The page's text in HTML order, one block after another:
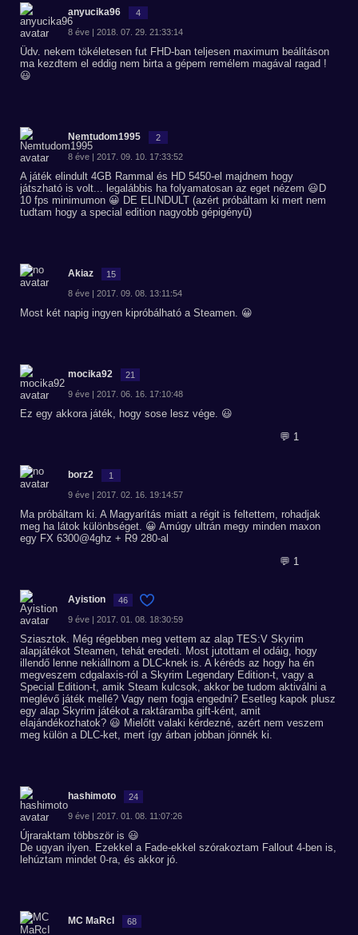
anyucika96 4
8 éve | 2018. 07. 29. 21:33:14
Üdv. nekem tökéletesen fut FHD-ban teljesen maximum beálitáson
ma kezdtem el eddig nem birta a gépem remélem magával ragad !
😃
Nemtudom1995 2
8 éve | 2017. 09. 10. 17:33:52
A játék elindult 4GB Rammal és HD 5450-el majdnem hogy
játszható is volt... legalábbis ha folyamatosan az eget nézem 😃D
10 fps minimumon 😀 DE ELINDULT (azért próbáltam ki mert nem
tudtam hogy a special edition nagyobb gépigényű)
Akiaz 15
8 éve | 2017. 09. 08. 13:11:54
Most két napig ingyen kipróbálható a Steamen. 😀
mocika92 21
9 éve | 2017. 06. 16. 17:10:48
Ez egy akkora játék, hogy sose lesz vége. 😃
💬 1
borz2 1
9 éve | 2017. 02. 16. 19:14:57
Ma próbáltam ki. A Magyarítás miatt a régit is feltettem, rohadjak
meg ha látok különbséget. 😀 Amúgy ultrán megy minden maxon
egy FX 6300@4ghz + R9 280-al
💬 1
Ayistion 46
9 éve | 2017. 01. 08. 18:30:59
Sziasztok. Még régebben meg vettem az alap TES:V Skyrim
alapjátékot Steamen, tehát eredeti. Most jutottam el odáig, hogy
illendő lenne nekiállnom a DLC-knek is. A kéréds az hogy ha én
megveszem cdgalaxis-ról a Skyrim Legendary Edition-t, vagy a
Special Edition-t, amik Steam kulcsok, akkor be tudom aktiválni a
meglévő játék mellé? Vagy nem fogja engedni? Esetleg kapok plusz
egy alap Skyrim játékot a raktáramba gift-ként, amit
elajándékozhatok? 😃 Mielőtt valaki kérdezné, azért nem veszem
meg külön a DLC-ket, mert így árban jobban jönnék ki.
hashimoto 24
9 éve | 2017. 01. 08. 11:07:26
Újraraktam többször is 😃
De ugyan ilyen. Ezekkel a Fade-ekkel szórakoztam Fallout 4-ben is,
lehúztam mindet 0-ra, és akkor jó.
MC MaRcI 68